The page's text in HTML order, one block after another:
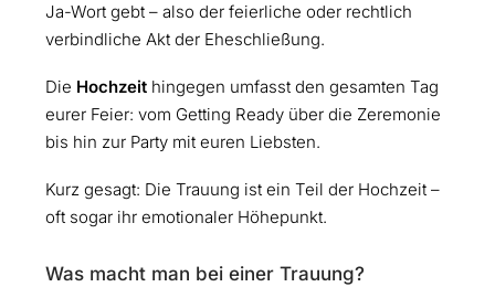
Ja-Wort gebt – also der feierliche oder rechtlich
verbindliche Akt der Eheschließung.
Die Hochzeit hingegen umfasst den gesamten Tag
eurer Feier: vom Getting Ready über die Zeremonie
bis hin zur Party mit euren Liebsten.
Kurz gesagt: Die Trauung ist ein Teil der Hochzeit –
oft sogar ihr emotionaler Höhepunkt.
Was macht man bei einer Trauung?